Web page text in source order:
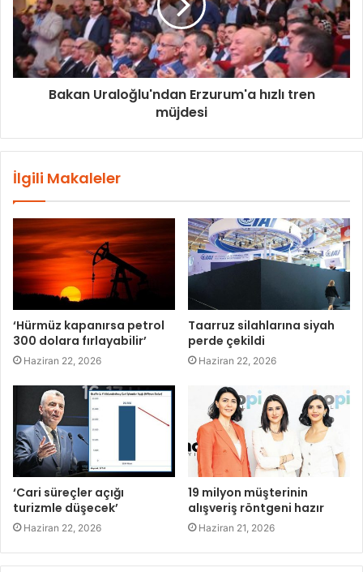
Bakan Uraloğlu'ndan Erzurum'a hızlı tren
müjdesi
İlgili Makaleler
‘Hürmüz kapanırsa petrol
300 dolara fırlayabilir’
Haziran 22, 2026
Taarruz silahlarına siyah
perde çekildi
Haziran 22, 2026
‘Cari süreçler açığı
turizmle düşecek’
Haziran 22, 2026
19 milyon müşterinin
alışveriş röntgeni hazır
Haziran 21, 2026